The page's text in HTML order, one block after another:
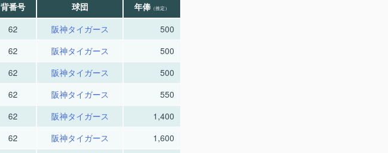
背番号 球団 年俸 （推定）
62 阪神タイガース
500
62 阪神タイガース
500
62 阪神タイガース
500
62 阪神タイガース
550
62 阪神タイガース
1,400
62 阪神タイガース
1,600